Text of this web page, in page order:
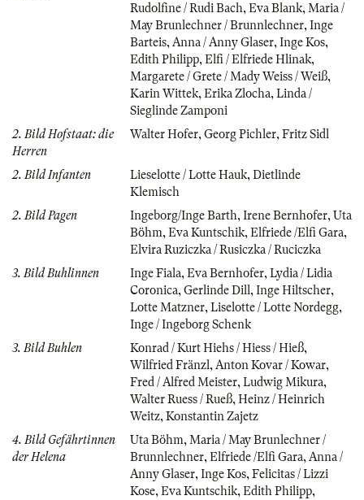
Rudolfine / Rudi Bach, Eva Blank, Maria /
May Brunlechner / Brunnlechner, Inge
Barteis, Anna / Anny Glaser, Inge Kos,
Edith Philipp, Elfi / Elfriede Hlinak,
Margarete / Grete / Mady Weiss / Weiß,
Karin Wittek, Erika Zlocha, Linda /
Sieglinde Zamponi
2. Bild Hofstaat: die
Herren
Walter Hofer, Georg Pichler, Fritz Sidl
2. Bild Infanten Lieselotte / Lotte Hauk, Dietlinde
Klemisch
2. Bild Pagen
Ingeborg/Inge Barth, Irene Bernhofer, Uta
Böhm, Eva Kuntschik, Elfriede /Elfi Gara,
Elvira Ruziczka / Rusiczka / Ruciczka
3. Bild Buhlinnen
Inge Fiala, Eva Bernhofer, Lydia / Lidia
Coronica, Gerlinde Dill , Inge Hiltscher,
Lotte Matzner, Liselotte / Lotte Nordegg,
Inge / Ingeborg Schenk
3. Bild Buhlen
Konrad / Kurt Hiehs / Hiess / Hieß,
Wilfried Fränzl , Anton Kovar / Kowar,
Fred / Alfred Meister, Ludwig Mikura,
Walter Ruess / Rueß, Heinz / Heinrich
Weitz, Konstantin Zajetz
4. Bild Gefährtinnen
der Helena
Uta Böhm, Maria / May Brunlechner /
Brunnlechner, Elfriede /Elfi Gara, Anna /
Anny Glaser, Inge Kos, Felicitas / Lizzi
Kose, Eva Kuntschik, Edith Philipp,